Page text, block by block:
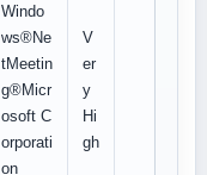
Windo
ws®Ne
tMeetin
g®Micr
osoft C
orporati
on
V
er
y
Hi
gh